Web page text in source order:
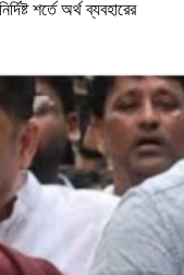
শর্তে অর্থ ব্যবহারের